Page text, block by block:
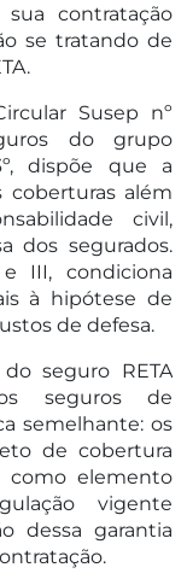
contratação
se tratando de
Susep nº
do grupo
dispõe que a
coberturas além
civil,
dos segurados.
III, condiciona
à hipótese de
de defesa.
seguro RETA
seguros de
semelhante: os
de cobertura
como elemento
vigente
dessa garantia